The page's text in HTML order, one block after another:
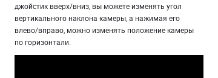
джойстик вверх/вниз, вы можете изменять угол
вертикального наклона камеры, а нажимая его
влево/вправо, можно изменять положение камеры
по горизонтали.